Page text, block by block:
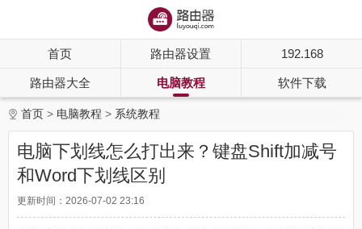
首页 路由器设置 192.168
路由器大全 电脑教程 软件下载
首页 电脑教程 系统教程
电脑下划线怎么打出来？键盘Shift加减号
和Word下划线区别
更新时间：2026-07-02 23:16